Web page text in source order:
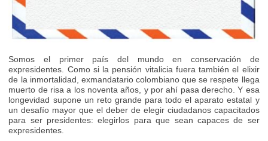
Somos el primer país del mundo en conservación de
expresidentes. Como si la pensión vitalicia fuera también el elixir
de la inmortalidad, exmandatario colombiano que se respete llega
muerto de risa a los noventa años, y por ahí pasa derecho. Y esa
longevidad supone un reto grande para todo el aparato estatal y
un desafío mayor que el deber de elegir ciudadanos capacitados
para ser presidentes: elegirlos para que sean capaces de ser
expresidentes.